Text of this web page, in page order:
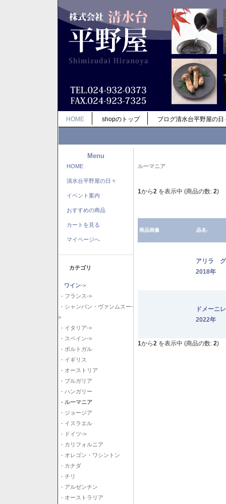
HOME shopのトップ ブログ清水台平野屋の日
Menu
HOME
清水台平野屋の日々
イベント案内
おすすめの商品
カートを見る
マイページへ
カテゴリ
ワイン->
- フランス->
- シャンパン・ヴァンムスー-
>
- イタリア->
- スペイン->
- ポルトガル
- イギリス
- オーストリア
- ブルガリア
- ハンガリー
- ルーマニア
- ジョージア
- イスラエル
- ドイツ->
- カリフォルニア
- オレゴン・ワシントン
- カナダ
- チリ
- アルゼンチン
- オーストラリア
ルーマニア
1から2 を表示中 (商品の数: 2)
商品画像 品名-
アリラ
2018年
ドメー
2022年
1から2 を表示中 (商品の数: 2)